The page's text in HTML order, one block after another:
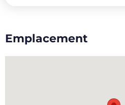
Emplacement